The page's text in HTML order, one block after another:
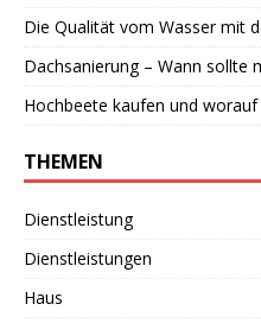
Die Qualität vom Wasser mit
Dachsanierung – Wann sollte
Hochbeete kaufen und
THEMEN
Dienstleistung
Dienstleistungen
Haus